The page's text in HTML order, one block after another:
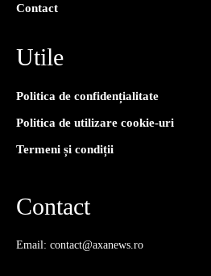
Contact
Utile
Politica de confidențialitate
Politica de utilizare cookie-uri
Termeni și condiții
Contact
Email: contact@axanews.ro